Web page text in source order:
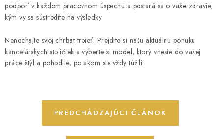
podporí v každom pracovnom úspechu a postará sa o vaše zdravie,
kým vy sa sústredíte na výsledky.
Nenechajte svoj chrbát trpieť. Prejdite si našu aktuálnu ponuku
kancelárskych stoličiek a vyberte si model, ktorý vnesie do vašej
práce štýl a pohodlie, po akom ste vždy túžili.
PREDCHÁDZAJÚCI ČLÁNOK